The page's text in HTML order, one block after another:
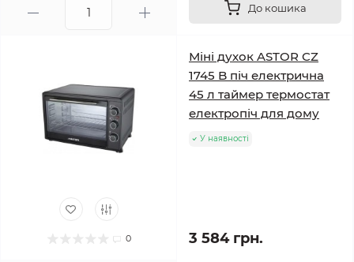
До кошика
0
Міні духок ASTOR CZ
1745 B піч електрична
45 л таймер термостат
електропіч для дому
У наявності
3 584 грн.